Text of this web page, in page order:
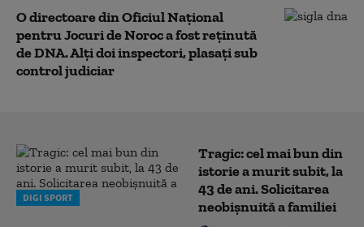
O directoare din Oficiul Național
pentru Jocuri de Noroc a fost reținută
de DNA. Alți doi inspectori, plasați sub
control judiciar
DIGI SPORT
Tragic: cel mai bun din
istorie a murit subit, la
43 de ani. Solicitarea
neobișnuită a familiei